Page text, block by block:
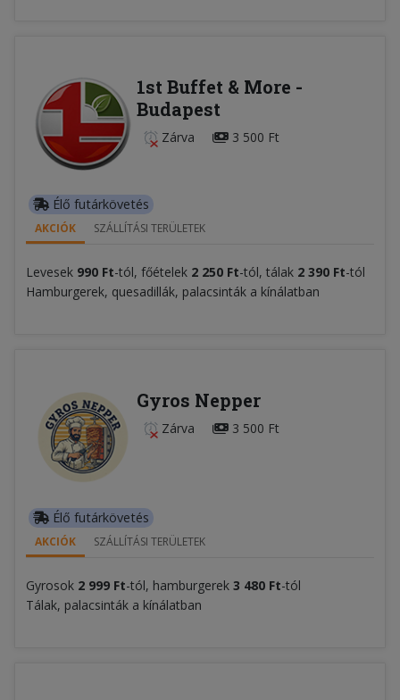
1st Buffet & More -
Budapest
Zárva 3 500 Ft
Élő futárkövetés
AKCIÓK SZÁLLÍTÁSI TERÜLETEK
Levesek 990 Ft-tól, főételek 2 250 Ft-tól, tálak 2 390 Ft-tól
Hamburgerek, quesadillák, palacsinták a kínálatban
Gyros Nepper
Zárva 3 500 Ft
Élő futárkövetés
AKCIÓK SZÁLLÍTÁSI TERÜLETEK
Gyrosok 2 999 Ft-tól, hamburgerek 3 480 Ft-tól
Tálak, palacsinták a kínálatban